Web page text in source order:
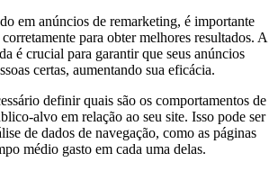
em anúncios de remarketing, é importante
para obter melhores resultados. A
é crucial para garantir que seus anúncios
certas, aumentando sua eficácia.
definir quais são os comportamentos de
alvo em relação ao seu site. Isso pode ser
de dados de navegação, como as páginas
médio gasto em cada uma delas.